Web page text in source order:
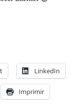
LinkedIn
Imprimir